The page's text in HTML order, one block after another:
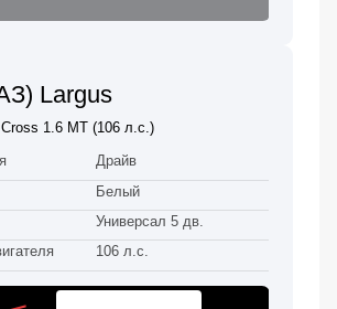
Largus
Cross 1.6 MT (106 л.с.)
Драйв
Белый
Универсал 5 дв.
106 л.с.